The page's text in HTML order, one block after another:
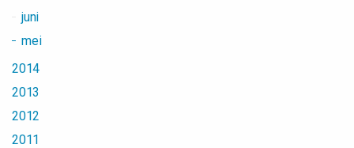
juni
mei
2014
2013
2012
2011